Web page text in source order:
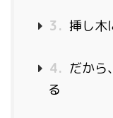
3. 挿し木
4. だから
る